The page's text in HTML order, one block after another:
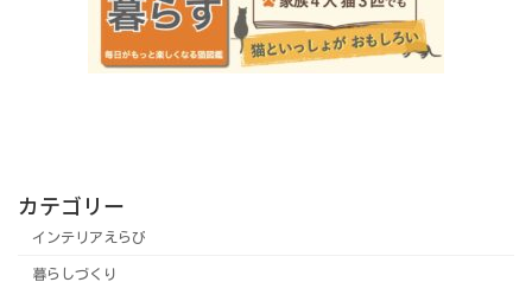
カテゴリー
インテリアえらび
暮らしづくり